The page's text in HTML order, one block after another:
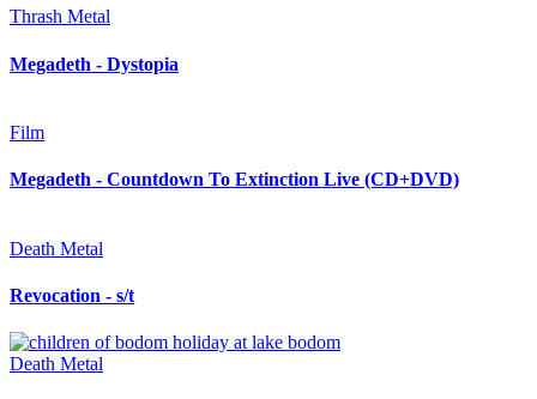
Thrash Metal
Megadeth - Dystopia
Film
Megadeth - Countdown To Extinction Live (CD+DVD)
Death Metal
Revocation - s/t
Death Metal